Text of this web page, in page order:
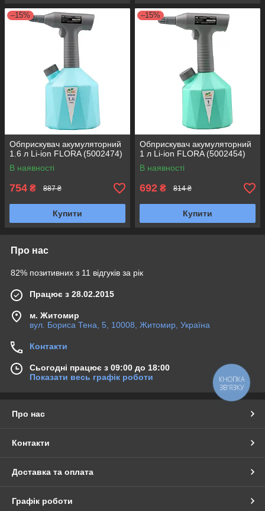
–15%
Обприскувач акумуляторний
1.6 л Li-ion FLORA (5002474)
В наявності
754 ₴ 887 ₴
Купити
–15%
Обприскувач акумуляторний
1 л Li-ion FLORA (5002454)
В наявності
692 ₴ 814 ₴
Купити
Про нас
82% позитивних з 11 відгуків за рік
Працює з 28.02.2015
м. Житомир
вул. Бориса Тена, 5, 10008, Житомир, Україна
Контакти
Сьогодні працює з 09:00 до 18:00
Показати весь графік роботи
Про нас
Контакти
Доставка та оплата
Графік роботи
КНОПКА
ЗВ'ЯЗКУ